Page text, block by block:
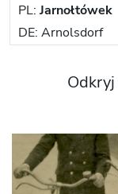
PL: Jarnołtówek
DE: Arnolsdorf